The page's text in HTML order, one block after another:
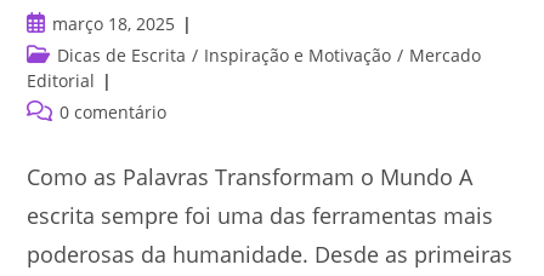
Post
publicado:
março 18, 2025
Categoria
do
post:
Dicas de Escrita / Inspiração e Motivação / Mercado
Editorial
Comentários
0 comentário
Como as Palavras Transformam o Mundo A
escrita sempre foi uma das ferramentas mais
poderosas da humanidade. Desde as primeiras